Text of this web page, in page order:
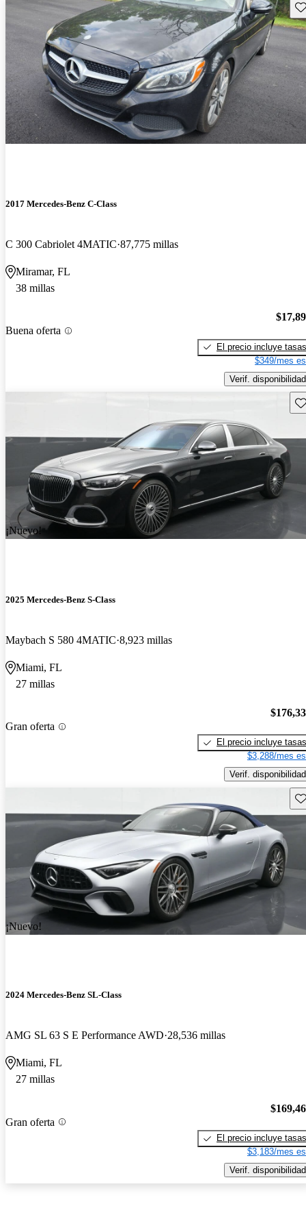
2017 Mercedes-Benz C-Class
C 300 Cabriolet 4MATIC 87,775 millas
Miramar, FL
38 millas
Buena oferta
El precio incluye tasas
$349/mes
Verif. disponibilidad
¡Nuevo!
2025 Mercedes-Benz S-Class
Maybach S 580 4MATIC 8,923 millas
Miami, FL
27 millas
Gran oferta
El precio incluye tasas
$3,288/mes
Verif. disponibilidad
¡Nuevo!
2024 Mercedes-Benz SL-Class
AMG SL 63 S E Performance AWD 28,536 millas
Miami, FL
27 millas
Gran oferta
El precio incluye tasas
$3,183/mes
Verif. disponibilidad